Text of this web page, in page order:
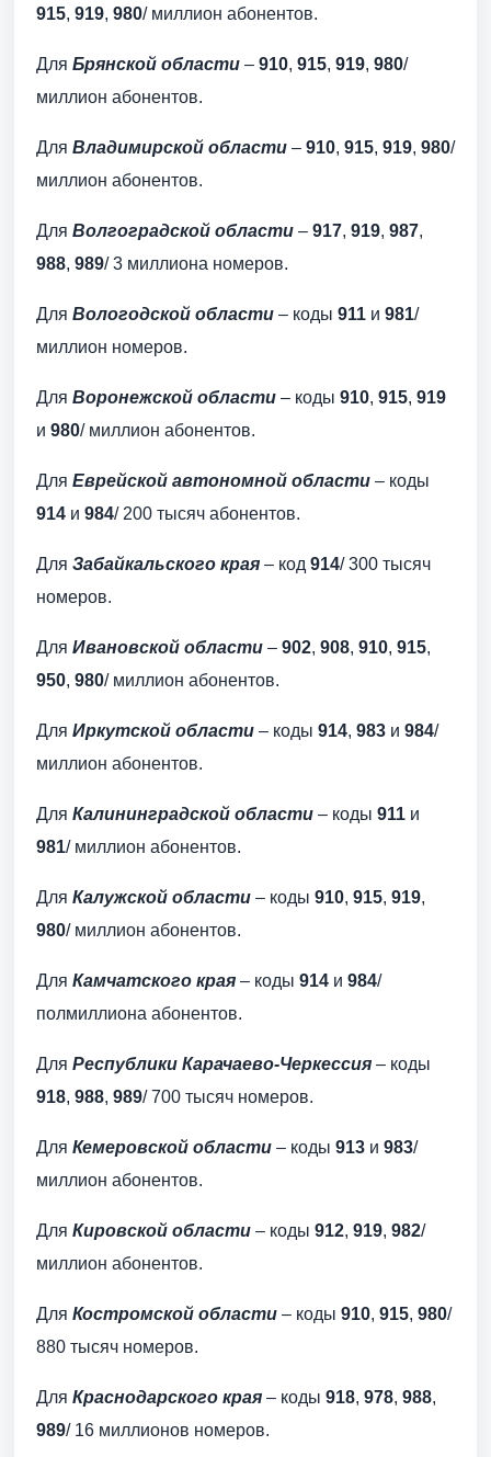
915, 919, 980/ миллион абонентов.
Для Брянской области – 910, 915, 919, 980/
миллион абонентов.
Для Владимирской области – 910, 915, 919, 980/
миллион абонентов.
Для Волгоградской области – 917, 919, 987,
988, 989/ 3 миллиона номеров.
Для Вологодской области – коды 911 и 981/
миллион номеров.
Для Воронежской области – коды 910, 915, 919
и 980/ миллион абонентов.
Для Еврейской автономной области – коды
914 и 984/ 200 тысяч абонентов.
Для Забайкальского края – код 914/ 300 тысяч
номеров.
Для Ивановской области – 902, 908, 910, 915,
950, 980/ миллион абонентов.
Для Иркутской области – коды 914, 983 и 984/
миллион абонентов.
Для Калининградской области – коды 911 и
981/ миллион абонентов.
Для Калужской области – коды 910, 915, 919,
980/ миллион абонентов.
Для Камчатского края – коды 914 и 984/
полмиллиона абонентов.
Для Республики Карачаево-Черкессия – коды
918, 988, 989/ 700 тысяч номеров.
Для Кемеровской области – коды 913 и 983/
миллион абонентов.
Для Кировской области – коды 912, 919, 982/
миллион абонентов.
Для Костромской области – коды 910, 915, 980/
880 тысяч номеров.
Для Краснодарского края – коды 918, 978, 988,
989/ 16 миллионов номеров.